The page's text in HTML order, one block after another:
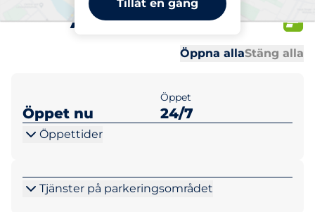
Tillåt en gång
Åmålsgatan 10
Öppna allaStäng alla
Öppet nu
Öppet
24/7
Öppettider
Tjänster på parkeringsområdet